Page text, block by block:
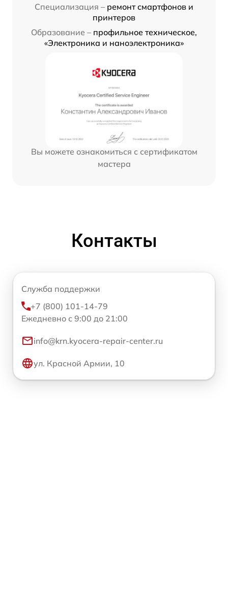
Специализация – ремонт смартфонов и
принтеров
Образование – профильное техническое,
«Электроника и наноэлектроника»
Вы можете ознакомиться с сертификатом
мастера
Контакты
Служба поддержки
+7 (800) 101-14-79
Ежедневно с 9:00 до 21:00
info@krn.kyocera-repair-center.ru
ул. Красной Армии, 10